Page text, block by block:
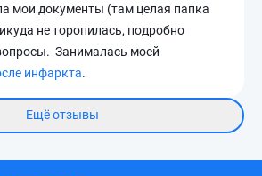
мои документы (там целая папка
не торопилась, подробно
Занималась моей
инфаркта.
Ещё отзывы